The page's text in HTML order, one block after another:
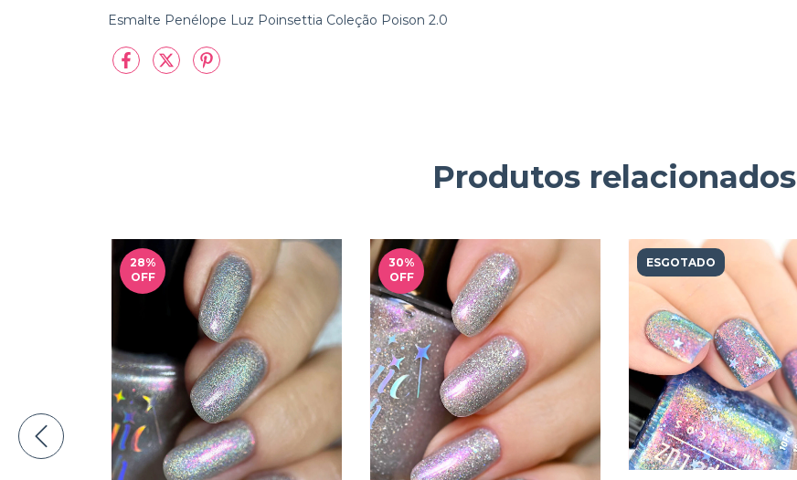
Esmalte Penélope Luz Poinsettia Coleção Poison 2.0
Produtos relacionados
28%
OFF
30%
OFF
ESGOTADO